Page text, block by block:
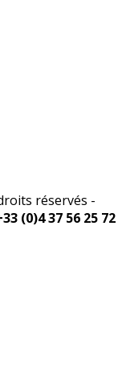
réservés -
(0)4 37 56 25 72